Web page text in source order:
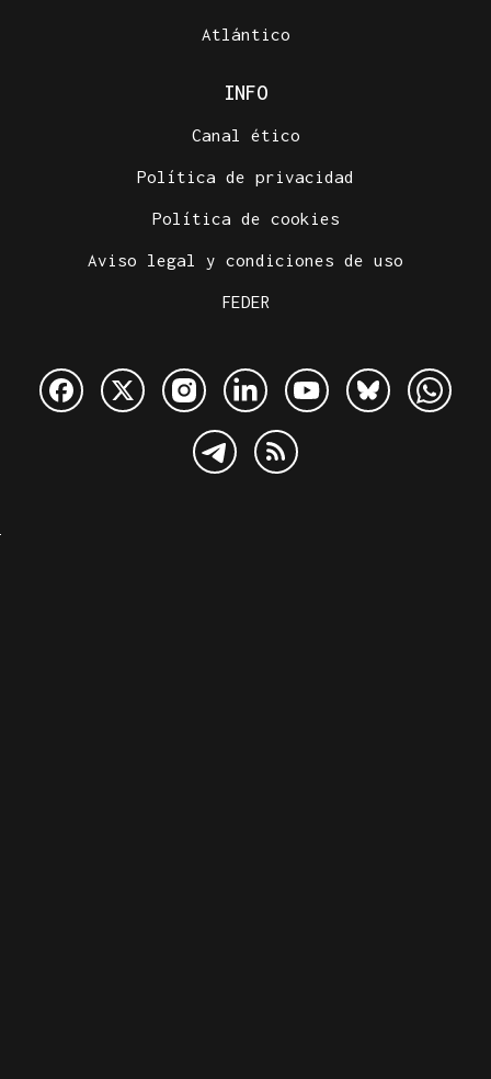
Atlántico
INFO
Canal ético
Política de privacidad
Política de cookies
Aviso legal y condiciones de uso
FEDER